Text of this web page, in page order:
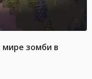
мире зомби в